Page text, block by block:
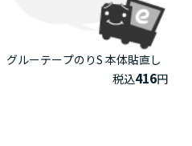
グルーテープのりS 本体貼直し
税込416円